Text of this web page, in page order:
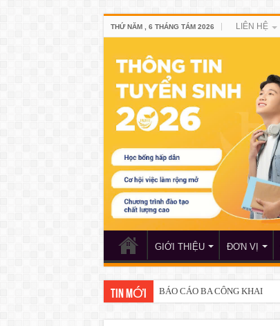
THỨ NĂM , 6 THÁNG TÁM 2026 LIÊN HỆ
GIỚI THIỆU ĐƠN VỊ
TIN MỚI BÁO CÁO BA CÔNG KHAI